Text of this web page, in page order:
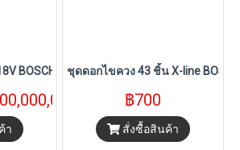
BOSCH รุ่น GBH 187-LI (แบต 5.0Ahx2 ก้อน)
า
ชุดดอกไขควง 43 ชิ้น X-line
฿700
สั่งซื้อสินค้า